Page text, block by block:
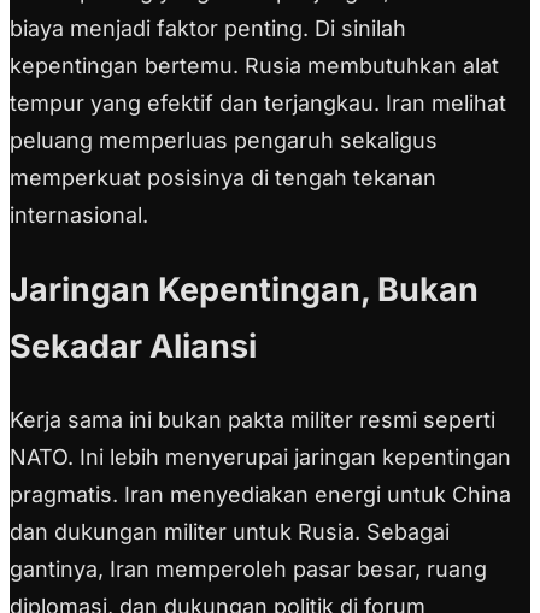
biaya menjadi faktor penting. Di sinilah
kepentingan bertemu. Rusia membutuhkan alat
tempur yang efektif dan terjangkau. Iran melihat
peluang memperluas pengaruh sekaligus
memperkuat posisinya di tengah tekanan
internasional.
Jaringan Kepentingan, Bukan
Sekadar Aliansi
Kerja sama ini bukan pakta militer resmi seperti
NATO. Ini lebih menyerupai jaringan kepentingan
pragmatis. Iran menyediakan energi untuk China
dan dukungan militer untuk Rusia. Sebagai
gantinya, Iran memperoleh pasar besar, ruang
diplomasi, dan dukungan politik di forum